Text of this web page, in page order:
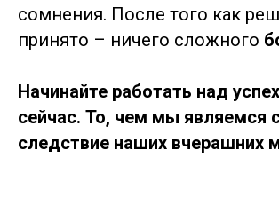
сомнения. После того как
принято – ничего сложного
Начинайте работать над
сейчас. То, чем мы являемся
следствие наших вчерашних